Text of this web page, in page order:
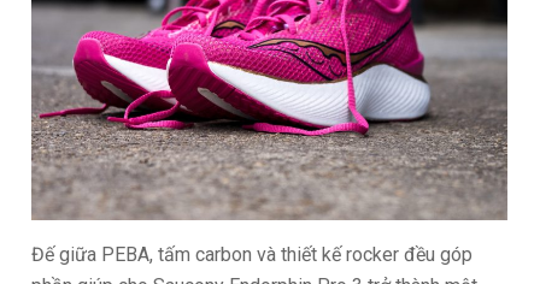
Đế giữa PEBA, tấm carbon và thiết kế rocker đều góp